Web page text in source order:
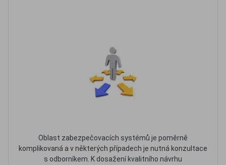
Oblast zabezpečovacích systémů je poměrně
komplikovaná a v některých případech je nutná konzultace
s odborníkem. K dosažení kvalitního návrhu